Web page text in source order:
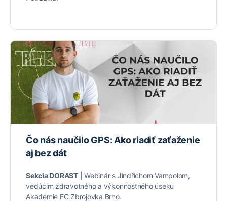
Čo nás naučilo GPS: Ako riadiť zaťaženie
aj bez dát
Sekcia DORAST| Webinár s Jindřichom Vampolom,
vedúcim zdravotného a výkonnostného úseku
Akadémie FC Zbrojovka Brno.